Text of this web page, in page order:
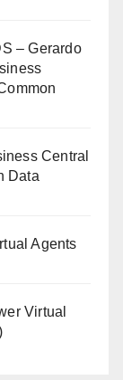
– Gerardo
Central
Data
Agents
Virtual